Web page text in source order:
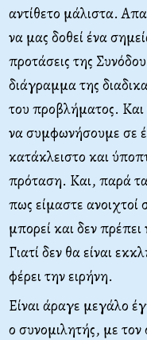
αντίθετο μάλιστα.
να μας δοθεί ένα
προτάσεις της
διάγραμμα της
του προβλήματος.
να συμφωνήσουμε σε
κατάκλειστο και
πρόταση. Και, παρά
πως είμαστε ανοιχτοί
μπορεί και δεν
Γιατί δεν θα είναι
φέρει την ειρήνη.
Είναι άραγε μεγάλο
ο συνομιλητής, με τον